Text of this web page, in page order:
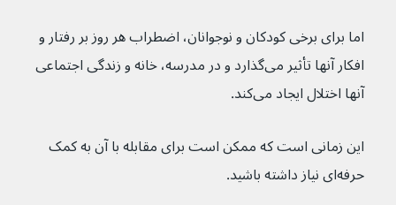
اما برای برخی کودکان و نوجوانان، اضطراب هر روز بر رفتار و
افکار آنها تأثیر می‌گذارد و در مدرسه، خانه و زندگی اجتماعی
آنها اختلال ایجاد می‌کند.
این زمانی است که ممکن است برای مقابله با آن به کمک
حرفه‌ای نیاز داشته باشید.